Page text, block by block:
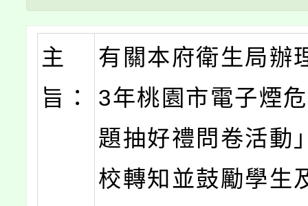
主
旨：
有關本府衛生局辦
3年桃園市電子煙
題抽好禮問卷活動
校轉知並鼓勵學生